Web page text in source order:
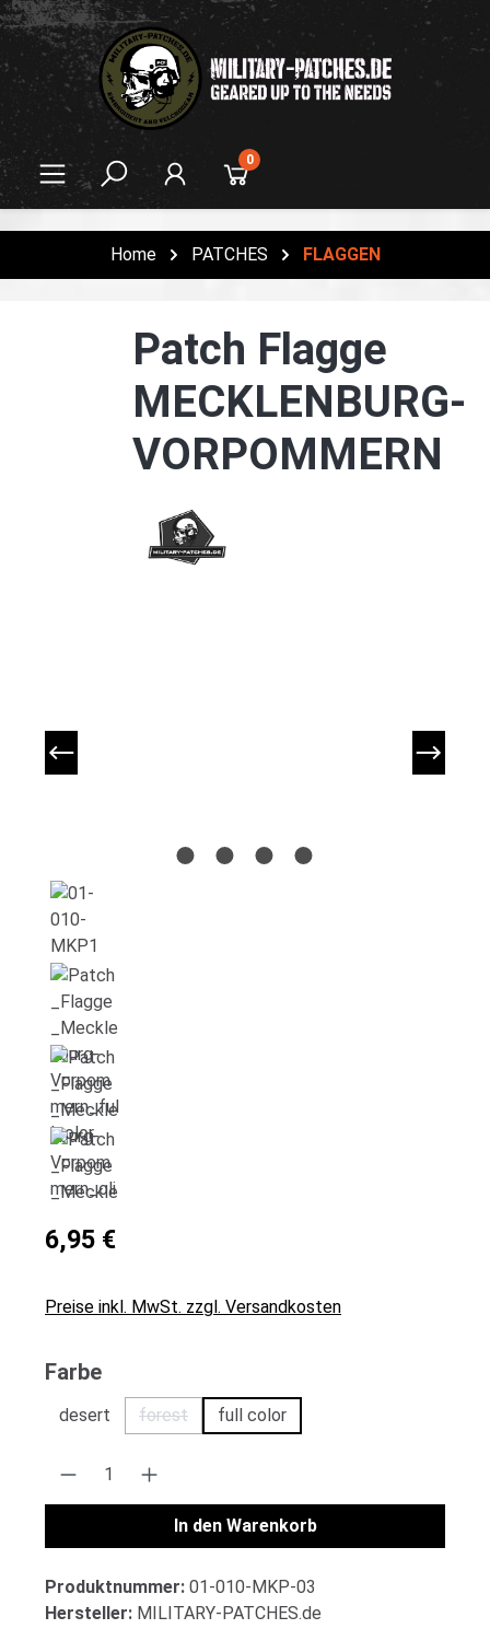
springen
0
Home PATCHES FLAGGEN
Patch Flagge
MECKLENBURG-
VORPOMMERN
6,95 €
Preise inkl. MwSt. zzgl. Versandkosten
Farbeauswählen
desert forest
(Diese Option ist zurzeit nicht verfügbar.)
full color
Produkt Anzahl: Gib den gewünschten
In den Warenkorb
Produktnummer: 01-010-MKP-03
Hersteller: MILITARY-PATCHES.de